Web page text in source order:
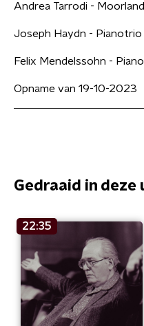
Andrea Tarrodi -
Joseph Haydn - Pianotrio
Felix Mendelssohn -
Opname van 19-10-2023
Gedraaid in deze
22:35